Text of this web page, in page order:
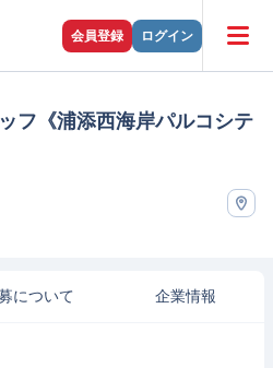
会員登録 ログイン
フ《浦添西海岸パルコシテ
について 企業情報